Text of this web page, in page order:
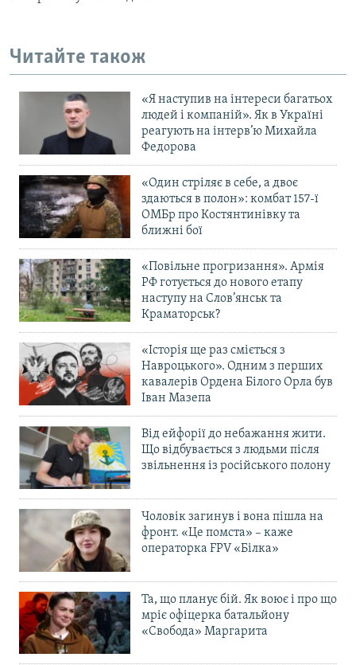
Читайте також
«Я наступив на інтереси багатьох
людей і компаній». Як в Україні
реагують на інтерв’ю Михайла
Федорова
«Один стріляє в себе, а двоє
здаються в полон»: комбат 157-ї
ОМБр про Костянтинівку та
ближні бої
«Повільне прогризання». Армія
РФ готується до нового етапу
наступу на Слов’янськ та
Краматорськ?
«Історія ще раз сміється з
Навроцького». Одним з перших
кавалерів Ордена Білого Орла був
Іван Мазепа
Від ейфорії до небажання жити.
Що відбувається з людьми після
звільнення із російського полону
Чоловік загинув і вона пішла на
фронт. «Це помста» – каже
операторка FPV «Білка»
Та, що планує бій. Як воює і про що
мріє офіцерка батальйону
«Свобода» Маргарита